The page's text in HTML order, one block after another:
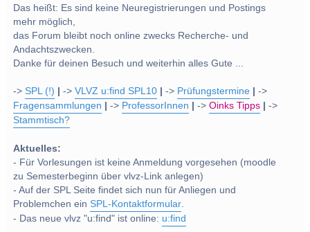
Das heißt: Es sind keine Neuregistrierungen und Postings
mehr möglich,
das Forum bleibt noch online zwecks Recherche- und
Andachtszwecken.
Danke für deinen Besuch und weiterhin alles Gute ...
->SPL (!) ->VLVZ u:find SPL10 -> Prüfungstermine
->
Fragensammlungen
-> ProfessorInnen ->Oinks Tipps
->
Stammtisch?
Aktuelles:
- Für Vorlesungen ist keine Anmeldung vorgesehen (moodle
zu Semesterbeginn über vlvz-Link anlegen)
- Auf der SPL Seite findet sich nun für Anliegen und
Problemchen einSPL-Kontaktformular.
- Das neue vlvz "u:find" ist online: u:find